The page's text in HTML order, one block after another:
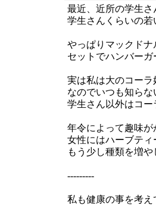
最近、近所の学生
学生さんくらいの若
やっぱりマックドナ
セットでハンバー
実は私は大のコーラ
なのでいつも知らな
学生さん以外はコー
年令によって趣味が
女性にはハーブティ
もう少し種類を増
---------
私も健康の事を考え